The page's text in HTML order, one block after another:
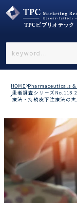
←戻る
業界で選ぶ
HOME Pharmaceuticals &
患者調査シリーズNo.118
療法・持続皮下注療法の